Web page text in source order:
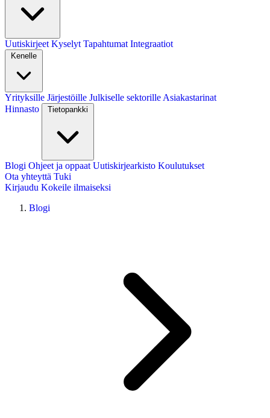
Uutiskirjeet Kyselyt Tapahtumat Integraatiot
Kenelle
Yrityksille Järjestöille Julkiselle sektorille Asiakastarinat
Hinnasto
Tietopankki
Blogi Ohjeet ja oppaat Uutiskirjearkisto Koulutukset
Ota yhteyttä Tuki
Kirjaudu Kokeile ilmaiseksi
Blogi